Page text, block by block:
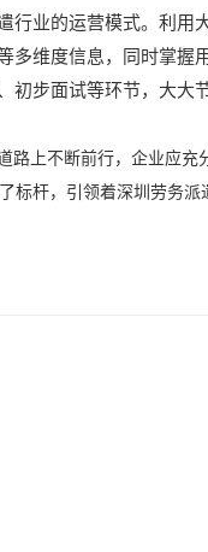
行业的运营模式。利
多维度信息，同时掌
初步面试等环节，大大
路上不断前行，企业应充
标杆，引领着深圳劳务